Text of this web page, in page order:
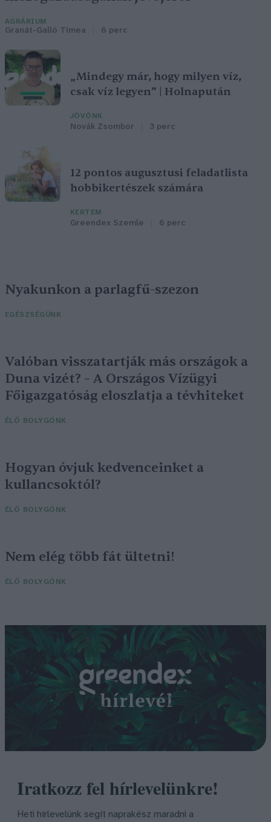
AGRÁRIUM
Granát-Galló Tímea 6 perc
„Mindegy már, hogy milyen víz,
csak víz legyen” | Holnapután
JÖVŐNK
Novák Zsombor 3 perc
12 pontos augusztusi feladatlista
hobbikertészek számára
KERTEM
Greendex Szemle 6 perc
Nyakunkon a parlagfű-szezon
EGÉSZSÉGÜNK
Valóban visszatartják más országok a
Duna vizét? – A Országos Vízügyi
Főigazgatóság eloszlatja a tévhiteket
ÉLŐ BOLYGÓNK
Hogyan óvjuk kedvenceinket a
kullancsoktól?
ÉLŐ BOLYGÓNK
Nem elég több fát ültetni!
ÉLŐ BOLYGÓNK
Iratkozz fel hírlevelünkre!
Heti hírlevelünk segít naprakész maradni a